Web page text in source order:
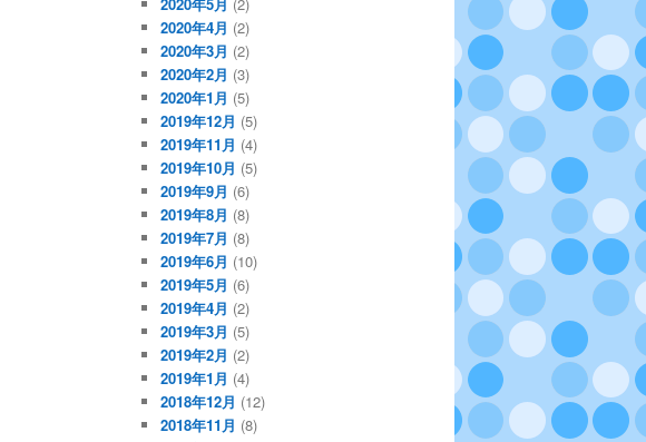
2020年4月 (2)
2020年3月 (2)
2020年2月 (3)
2020年1月 (5)
2019年12月 (5)
2019年11月 (4)
2019年10月 (5)
2019年9月 (6)
2019年8月 (8)
2019年7月 (8)
2019年6月 (10)
2019年5月 (6)
2019年4月 (2)
2019年3月 (5)
2019年2月 (2)
2019年1月 (4)
2018年12月 (12)
2018年11月 (8)